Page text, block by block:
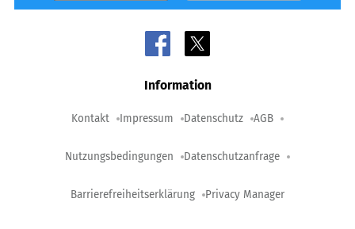
Information
Kontakt Impressum Datenschutz AGB
Nutzungsbedingungen Datenschutzanfrage
Barrierefreiheitserklärung Privacy Manager